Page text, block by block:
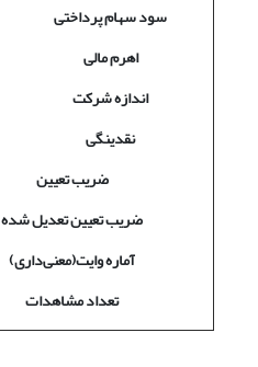
سود سهام پرداختی
اهرم مالی
اندازه شرکت
نقدینگی
ضریب تعیین
ضریب تعیین تعدیل شده
آماره وایت(معنی‌داری)
تعداد مشاهدات